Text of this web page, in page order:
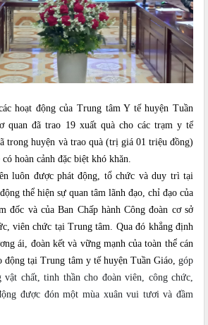
động của Trung tâm Y tế huyện Tuần
quan đã trao 19 xuất quà cho các trạm y tế
trong huyện và trao quà (trị giá 01 triệu đồng)
hoàn cảnh đặc biệt khó khăn.
được phát động, tổ chức và duy trì tại
thể hiện sự quan tâm lãnh đạo, chỉ đạo của
đốc và của Ban Chấp hành Công đoàn cơ sở
viên chức tại Trung tâm. Qua đó khẳng định
ái, đoàn kết và vững mạnh của toàn thể cán
động tại Trung tâm y tế huyện Tuần Giáo, góp
vật chất, tinh thần cho đoàn viên, công chức,
được đón một mùa xuân vui tươi và đầm